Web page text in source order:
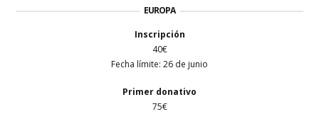
EUROPA
Inscripción
40€
Fecha límite: 26 de junio
Primer donativo
75€